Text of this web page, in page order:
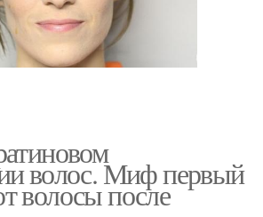
волос. Миф первый
волосы после